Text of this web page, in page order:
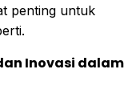
penting untuk
Inovasi dalam